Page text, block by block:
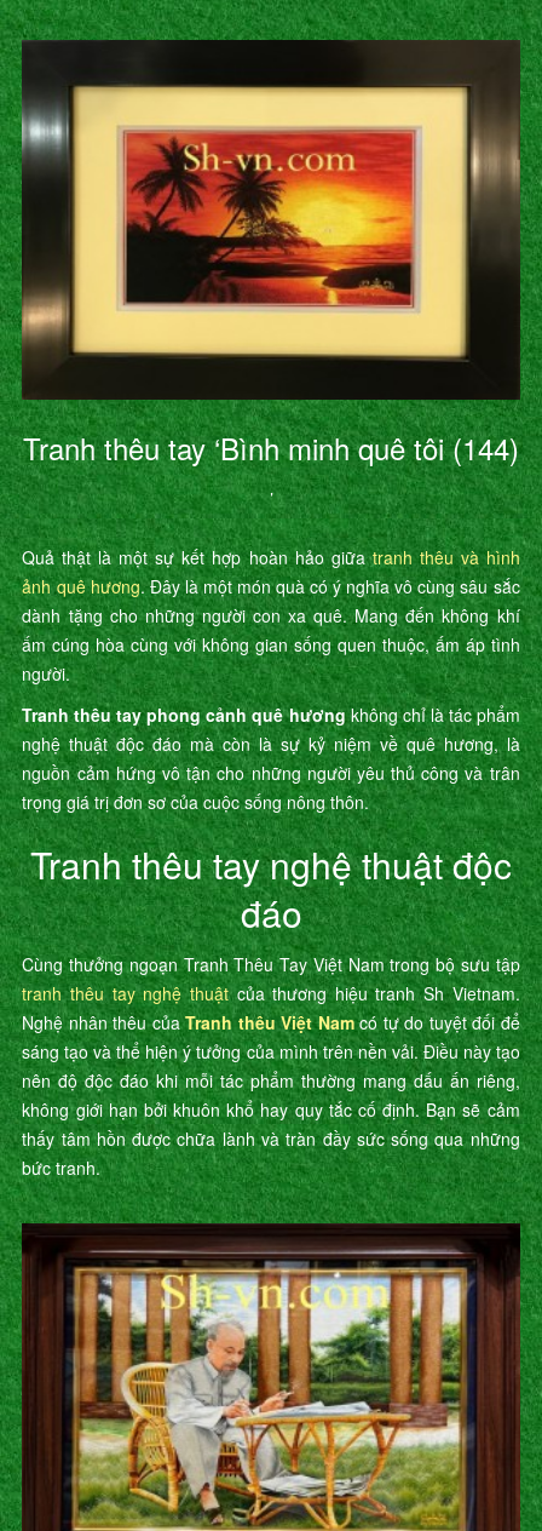
Tranh thêu tay ‘Bình minh quê tôi (144)
’
Quả thật là một sự kết hợp hoàn hảo giữatranh thêu và hình
ảnh quê hương. Đây là một món quà có ý nghĩa vô cùng sâu sắc
dành tặng cho những người con xa quê. Mang đến không khí
ấm cúng hòa cùng với không gian sống quen thuộc, ấm áp tình
người.
Tranh thêu tay phong cảnh quê hươngkhông chỉ là tác phẩm
nghệ thuật độc đáo mà còn là sự kỷ niệm về quê hương, là
nguồn cảm hứng vô tận cho những người yêu thủ công và trân
trọng giá trị đơn sơ của cuộc sống nông thôn.
Tranh thêu tay nghệ thuật độc
đáo
Cùng thưởng ngoạn Tranh Thêu Tay Việt Nam trong bộ sưu tập
tranh thêu tay nghệ thuậtcủa thương hiệu tranh Sh Vietnam.
Nghệ nhân thêu củaTranh thêu Việt Namcó tự do tuyệt đối để
sáng tạo và thể hiện ý tưởng của mình trên nền vải. Điều này tạo
nên độ độc đáo khi mỗi tác phẩm thường mang dấu ấn riêng,
không giới hạn bởi khuôn khổ hay quy tắc cố định. Bạn sẽ cảm
thấy tâm hồn được chữa lành và tràn đầy sức sống qua những
bức tranh.